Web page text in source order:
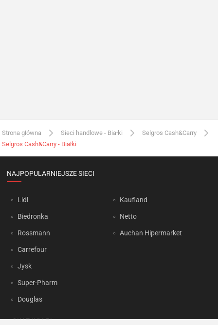
Strona główna Sieci handlowe - Białki
Selgros Cash&Carry
Selgros Cash&Carry - Białki
NAJPOPULARNIEJSZE SIECI
Lidl
Biedronka
Rossmann
Carrefour
Jysk
Super-Pharm
Douglas
Kaufland
Netto
Auchan Hipermarket
OKAZJUM.PL